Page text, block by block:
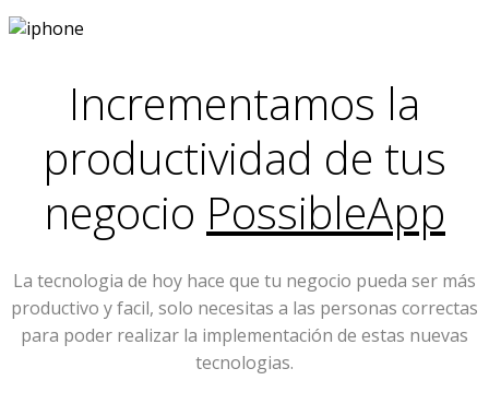
Incrementamos la
productividad de tus
negocio PossibleApp
La tecnologia de hoy hace que tu negocio pueda ser más
productivo y facil, solo necesitas a las personas correctas
para poder realizar la implementación de estas nuevas
tecnologias.